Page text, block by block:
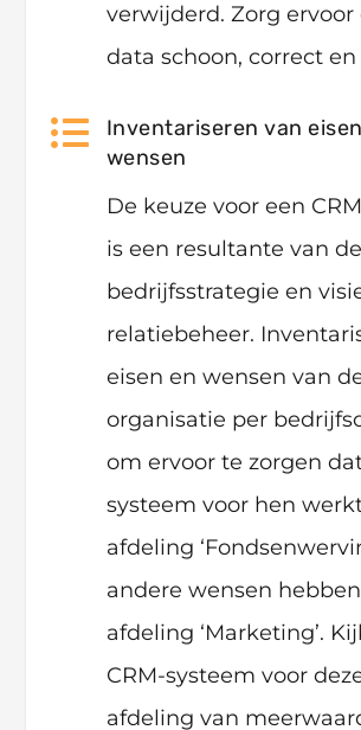
verwijderd. Zorg ervoor
data schoon, correct

Inventariseren van
wensen
De keuze voor een
is een resultante van de
bedrijfsstrategie en
relatiebeheer.
eisen en wensen van
organisatie per
om ervoor te zorgen
systeem voor hen
afdeling
andere wensen
afdeling ‘Marketing’.
CRM-systeem voor
afdeling van